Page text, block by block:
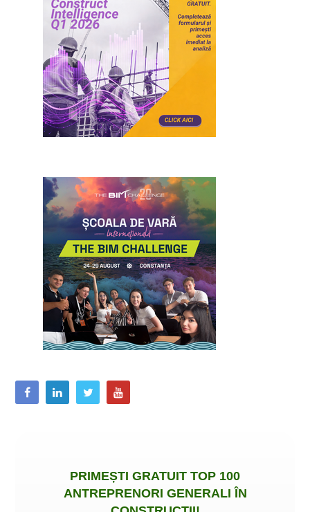
PRIMEȘTI GRATUIT TOP 100
ANTREPRENORI GENERALI ÎN